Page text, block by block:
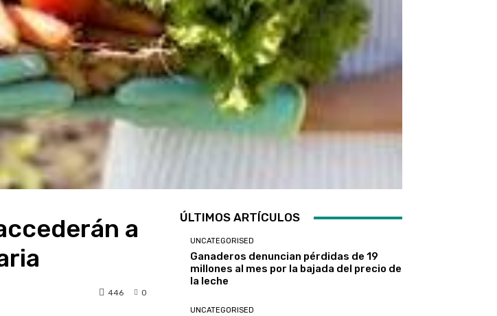
a
0
446
ÚLTIMOS ARTÍCULOS
UNCATEGORISED
Ganaderos denuncian pérdidas de 19
millones al mes por la bajada del precio de
la leche
UNCATEGORISED